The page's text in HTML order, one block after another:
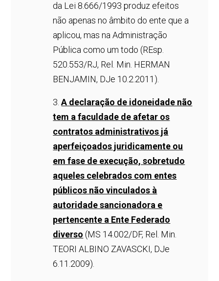
da Lei 8.666/1993 produz efeitos
não apenas no âmbito do ente que a
aplicou, mas na Administração
Pública como um todo (REsp.
520.553/RJ, Rel. Min. HERMAN
BENJAMIN, DJe 10.2.2011).
3. A declaração de idoneidade não
tem a faculdade de afetar os
contratos administrativos já
aperfeiçoados juridicamente ou
em fase de execução, sobretudo
aqueles celebrados com entes
públicos não vinculados à
autoridade sancionadora e
pertencente a Ente Federado
diverso (MS 14.002/DF, Rel. Min.
TEORI ALBINO ZAVASCKI, DJe
6.11.2009).